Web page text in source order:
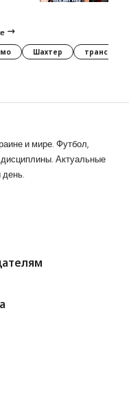
Шахтер трансферы
и мире. Футбол,
дисциплины. Актуальные
день.